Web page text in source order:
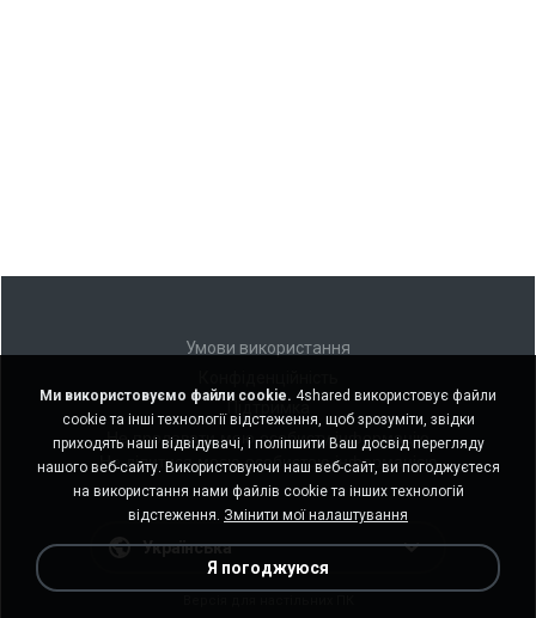
Умови використання
Не продавати мою особисту інформацію
Не ділитися моєю особистою інформацією
Українська
Ми використовуємо файли cookie. 4shared використовує файли
cookie та інші технології відстеження, щоб зрозуміти, звідки
приходять наші відвідувачі, і поліпшити Ваш досвід перегляду
нашого веб-сайту. Використовуючи наш веб-сайт, ви погоджуєтеся
на використання нами файлів cookie та інших технологій
відстеження. Змінити мої налаштування
Я погоджуюся